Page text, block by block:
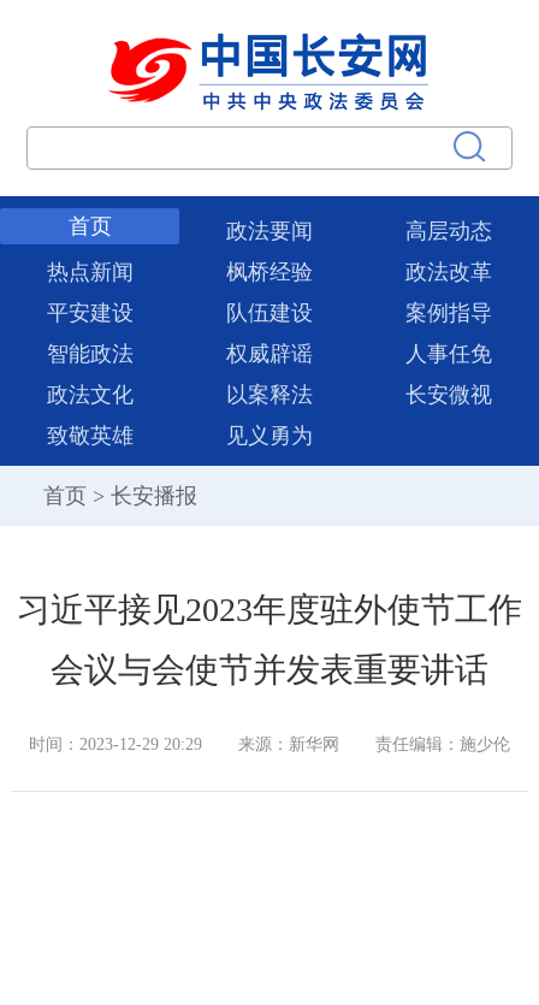
首页 政法要闻
高层动态
热点新闻
枫桥经验
政法改革
平安建设
队伍建设
案例指导
智能政法
权威辟谣
人事任免
政法文化
以案释法
长安微视
致敬英雄
见义勇为
首页 > 长安播报
习近平接见2023年度驻外使节工作
会议与会使节并发表重要讲话
时间：2023-12-29 20:29 来源：新华网 责任编辑：施少伦